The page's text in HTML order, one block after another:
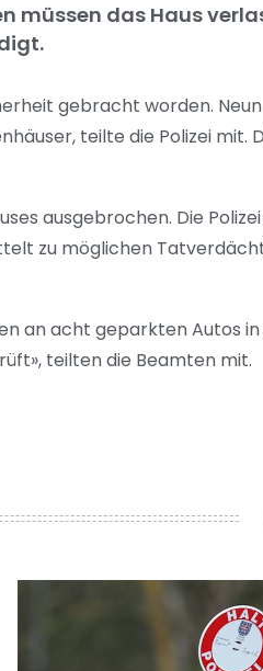
müssen das Haus
gebracht worden. Neun
teilte die Polizei mit.
ausgebrochen. Die
zu möglichen
an acht geparkten Autos
teilten die Beamten mit.